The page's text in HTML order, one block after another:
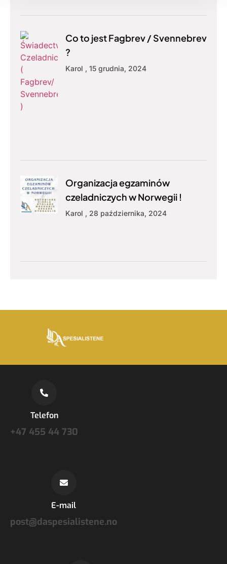
Co to jest Fagbrev / Svennebrev
?
Karol 15 grudnia, 2024
Organizacja egzaminów
czeladniczych w Norwegii !
Karol 28 października, 2024
Telefon
+47 455 44 730
E-mail
post@daspesialistene.no